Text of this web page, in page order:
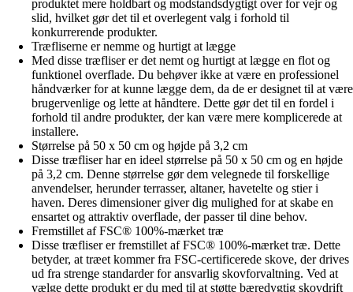
produktet mere holdbart og modstandsdygtigt over for vejr og
slid, hvilket gør det til et overlegent valg i forhold til
konkurrerende produkter.
Træfliserne er nemme og hurtigt at lægge
Med disse træfliser er det nemt og hurtigt at lægge en flot og
funktionel overflade. Du behøver ikke at være en professionel
håndværker for at kunne lægge dem, da de er designet til at være
brugervenlige og lette at håndtere. Dette gør det til en fordel i
forhold til andre produkter, der kan være mere komplicerede at
installere.
Størrelse på 50 x 50 cm og højde på 3,2 cm
Disse træfliser har en ideel størrelse på 50 x 50 cm og en højde
på 3,2 cm. Denne størrelse gør dem velegnede til forskellige
anvendelser, herunder terrasser, altaner, havetelte og stier i
haven. Deres dimensioner giver dig mulighed for at skabe en
ensartet og attraktiv overflade, der passer til dine behov.
Fremstillet af FSC® 100%-mærket træ
Disse træfliser er fremstillet af FSC® 100%-mærket træ. Dette
betyder, at træet kommer fra FSC-certificerede skove, der drives
ud fra strenge standarder for ansvarlig skovforvaltning. Ved at
vælge dette produkt er du med til at støtte bæredygtig skovdrift